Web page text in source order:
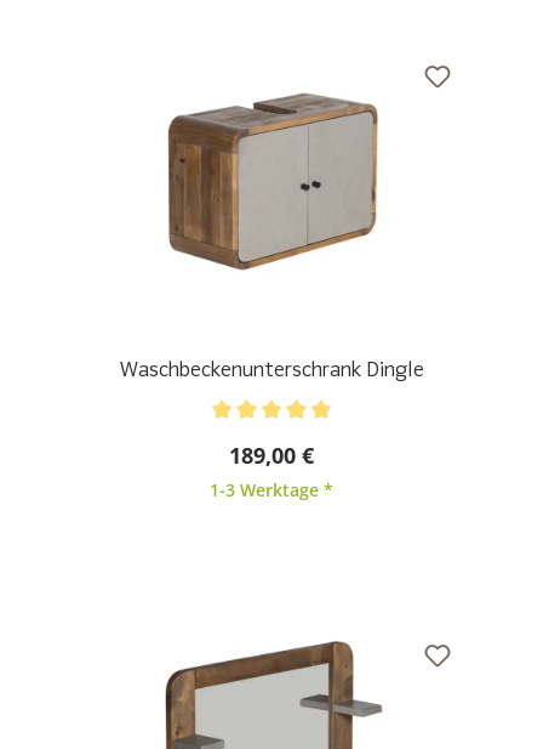
Waschbeckenunterschrank Dingle
189,00 €
1-3 Werktage *